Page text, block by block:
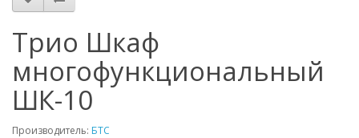
Трио Шкаф
многофункциональный
ШК-10
Производитель: БТС